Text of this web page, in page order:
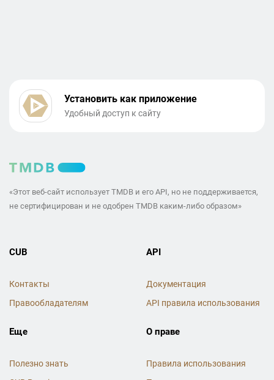
Установить как приложение
Удобный доступ к сайту
«Этот веб-сайт использует TMDB и его API, но не поддерживается,
не сертифицирован и не одобрен TMDB каким-либо образом»
CUB
Контакты
Правообладателям
API
Документация
API правила использования
Еще
Полезно знать
О праве
Правила использования